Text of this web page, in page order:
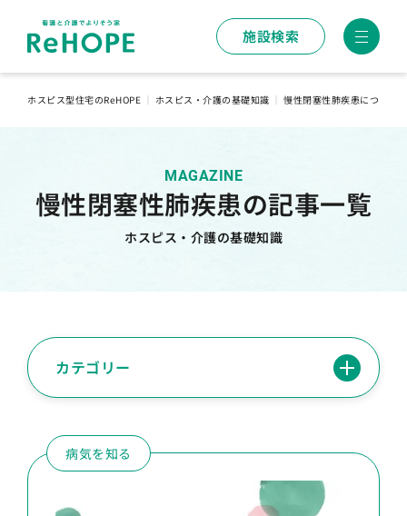
施設検索
ホスピス型住宅のReHOPE ホスピス・介護の基礎知識 慢性閉塞性肺疾患について
MAGAZINE
慢性閉塞性肺疾患の記事一覧
ホスピス・介護の基礎知識
カテゴリー
病気を知る